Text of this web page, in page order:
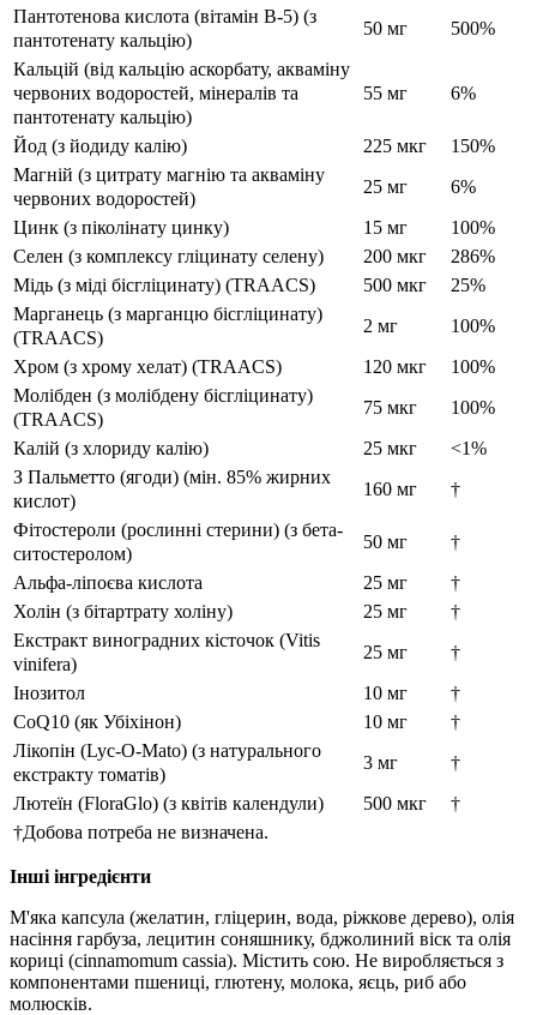
Пантотенова кислота (вітамін B-5) (з
пантотенату кальцію)
50 мг
500%
Кальцій (від кальцію аскорбату, акваміну
червоних водоростей, мінералів та
пантотенату кальцію)
55 мг 6%
Йод (з йодиду калію) 225 мкг
150%
Магній (з цитрату магнію та акваміну
червоних водоростей)
25 мг
6%
Цинк (з піколінату цинку)
15 мг
100%
Селен (з комплексу гліцинату селену)
200 мкг
286%
Мідь (з міді бісгліцинату) (TRAACS)
500 мкг
25%
Марганець (з марганцю бісгліцинату)
(TRAACS)
2 мг
100%
Хром (з хрому хелат) (TRAACS)
120 мкг
100%
Молібден (з молібдену бісгліцинату)
(TRAACS)
75 мкг
100%
Калій (з хлориду калію)
25 мкг
<1%
З Пальметто (ягоди) (мін. 85% жирних
кислот)
160 мг
†
Фітостероли (рослинні стерини) (з бета-
ситостеролом)
50 мг
†
Альфа-ліпоєва кислота
25 мг
†
Холін (з бітартрату холіну)
25 мг
†
Екстракт виноградних кісточок (Vitis
vinifera)
25 мг
†
Інозитол
10 мг
†
CoQ10 (як Убіхінон)
10 мг
†
Лікопін (Lyc-O-Mato) (з натурального
екстракту томатів)
3 мг
†
Лютеїн (FloraGlo) (з квітів календули)
500 мкг
†
†Добова потреба не визначена.
Інші інгредієнти
М'яка капсула (желатин, гліцерин, вода, ріжкове дерево), олія
насіння гарбуза, лецитин соняшнику, бджолиний віск та олія
кориці (cinnamomum cassia). Містить сою. Не виробляється з
компонентами пшениці, глютену, молока, яєць, риб або
молюсків.